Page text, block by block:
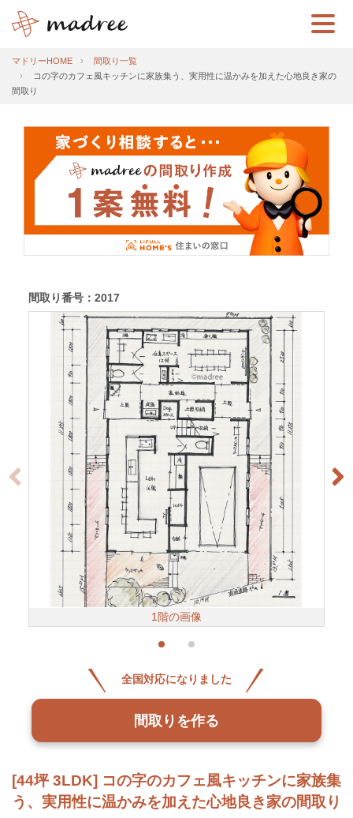
マドリーHOME
間取り一覧
コの字のカフェ風キッチンに家族集う、実用性に温かみを加えた心地良き家の
間取り
[44坪 3LDK] コの字のカフェ風キッチンに家族集
う、実用性に温かみを加えた心地良き家の間取り
間取り番号：2017
1階の画像
全国対応になりました
間取りを作る